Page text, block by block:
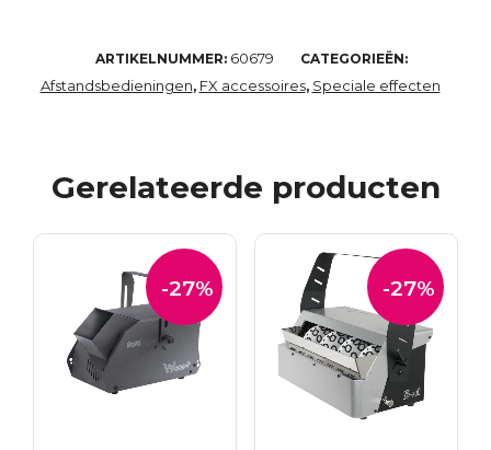
ARTIKELNUMMER: 60679 CATEGORIEËN:
Afstandsbedieningen, FX accessoires, Speciale effecten
Gerelateerde producten
-27% -27%